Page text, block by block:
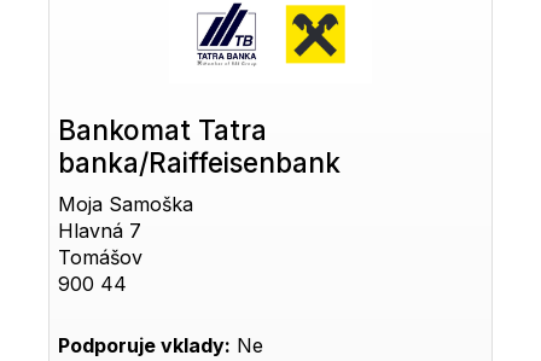
Bankomat Tatra
banka/Raiffeisenbank
Moja Samoška
Hlavná 7
Tomášov
900 44
Podporuje vklady: Ne